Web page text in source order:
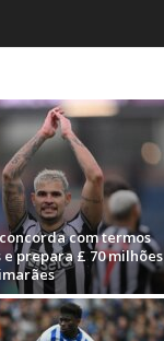
com termos
e prepara £ 70 milhões